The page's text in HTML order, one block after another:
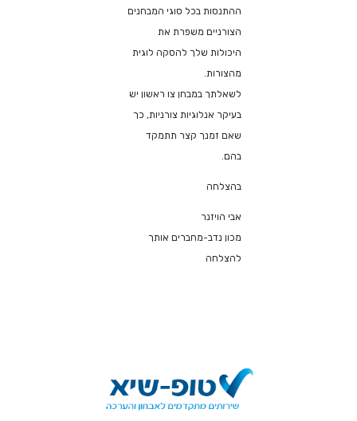
ההתנסות בכל סוגי המבחנים
הצורניים משפרת את
היכולות שלך להסקה לוגית
מהצורות.
לשאלתך במבחן צו ראשון יש
בעיקר אנלוגיות צורניות, כך
שאם זמנך קצר תתמקד
בהם.
בהצלחה
אבי הויזנר
מכון נדב-מחברים אותך
להצלחה